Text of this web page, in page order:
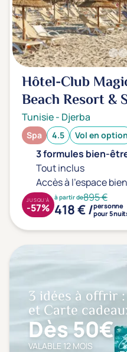
Hôtel-Club
Beach Resort &
Tunisie- Djerba
Spa 4.5 Vol en option
3 formules bien-
Tout inclus
Accès à l'espace
à partir de895 €
418 € /personne
pour 5
JUSQU'À
-57%
3 idées à offrir
et Carte
Dès 50€
VALABLE 12 MOIS